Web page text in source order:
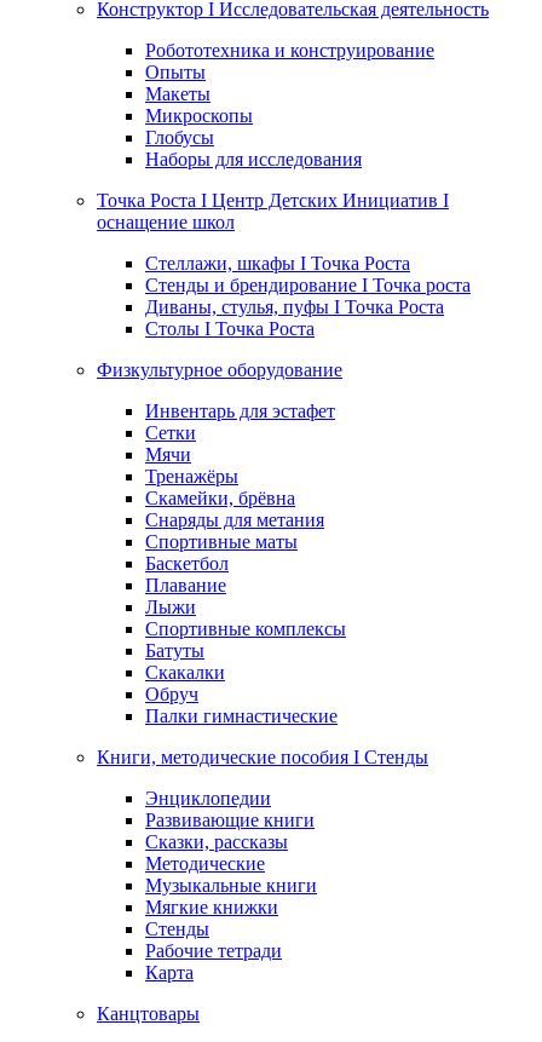
Конструктор I Исследовательская деятельность
Робототехника и конструирование
Опыты
Макеты
Микроскопы
Глобусы
Наборы для исследования
Точка Роста I Центр Детских Инициатив I
оснащение школ
Стеллажи, шкафы I Точка Роста
Стенды и брендирование I Точка роста
Диваны, стулья, пуфы I Точка Роста
Столы I Точка Роста
Физкультурное оборудование
Инвентарь для эстафет
Сетки
Мячи
Тренажёры
Скамейки, брёвна
Снаряды для метания
Спортивные маты
Баскетбол
Плавание
Лыжи
Спортивные комплексы
Батуты
Скакалки
Обруч
Палки гимнастические
Книги, методические пособия I Стенды
Энциклопедии
Развивающие книги
Сказки, рассказы
Методические
Музыкальные книги
Мягкие книжки
Стенды
Рабочие тетради
Карта
Канцтовары